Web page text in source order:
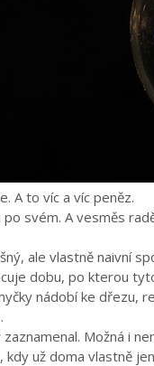
A to víc a víc peněz.
svém. A vesměs
ale vlastně naivní
dobu, po kterou
nádobí ke dřezu,
Možná i
kdy už doma vlastně